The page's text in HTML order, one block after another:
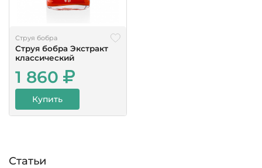
Струя бобра
Струя бобра Экстракт
классический
1 860
Купить
Статьи